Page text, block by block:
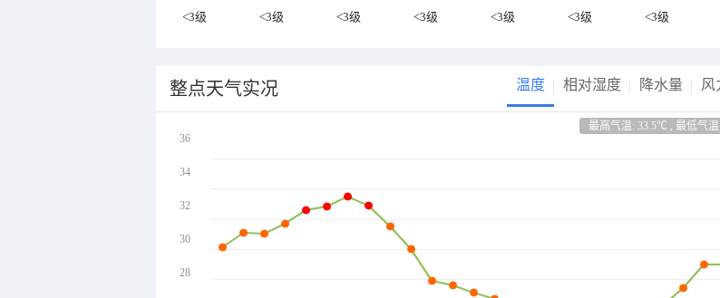
<3级
<3级 <3级 <3级 <3级 <3级 <3级
整点天气实况 温度 相对湿度 降水量 风
最高气温: 33.5℃ , 最低气
36
34
32
30
28